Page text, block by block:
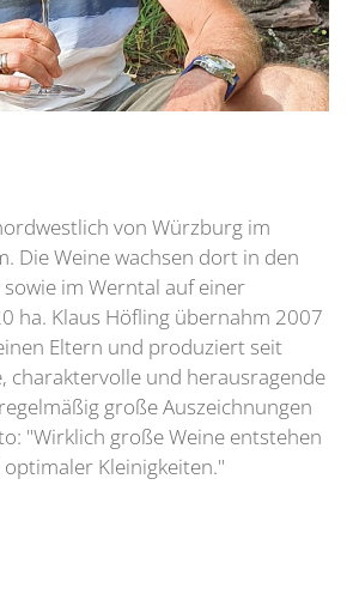
von Würzburg im
Die Weine wachsen dort in den
im Werntal auf einer
ha. Klaus Höfling übernahm 2007
Eltern und produziert seit
charaktervolle und herausragende
große Auszeichnungen
"Wirklich große Weine entstehen
Kleinigkeiten."